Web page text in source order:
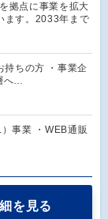
拠点に事業を拡大
ます。2033年まで
持ちの方 ・事業企
へ…
事業 ・WEB通販
を見る